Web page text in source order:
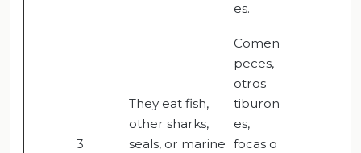
es.
3
They eat fish,
other sharks,
seals, or marine
Comen
peces,
otros
tiburon
es,
focas o